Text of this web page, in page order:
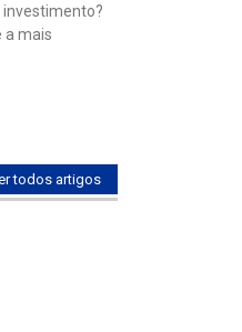
a mais
todos artigos